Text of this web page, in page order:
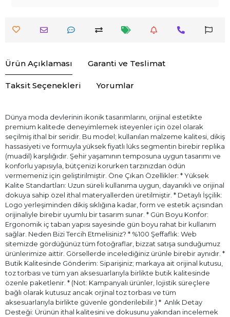
Ürün Açıklaması Garanti ve Teslimat
Taksit Seçenekleri Yorumlar
Dünya moda devlerinin ikonik tasarımlarını, orijinal estetikte
premium kalitede deneyimlemek isteyenler için özel olarak
seçilmiş ithal bir seridir. Bu model; kullanılan malzeme kalitesi, dikiş
hassasiyeti ve formuyla yüksek fiyatlı lüks segmentin birebir replika
(muadil) karşılığıdır. Şehir yaşamının temposuna uygun tasarımı ve
konforlu yapısıyla, bütçenizi korurken tarzınızdan ödün
vermemeniz için geliştirilmiştir. Öne Çıkan Özellikler: * Yüksek
Kalite Standartları: Uzun süreli kullanıma uygun, dayanıklı ve orijinal
dokuya sahip özel ithal materyallerden üretilmiştir. * Detaylı İşçilik:
Logo yerleşiminden dikiş sıklığına kadar, form ve estetik açısından
orijinaliyle birebir uyumlu bir tasarım sunar. * Gün Boyu Konfor:
Ergonomik iç taban yapısı sayesinde gün boyu rahat bir kullanım
sağlar. Neden Bizi Tercih Etmelisiniz? * %100 Şeffaflık: Web
sitemizde gördüğünüz tüm fotoğraflar, bizzat satışa sunduğumuz
ürünlerimize aittir. Görsellerde incelediğiniz ürünle birebir aynıdır. *
Butik Kalitesinde Gönderim: Siparişiniz; markaya ait orijinal kutusu,
toz torbası ve tüm yan aksesuarlarıyla birlikte butik kalitesinde
özenle paketlenir. * (Not: Kampanyalı ürünler, lojistik süreçlere
bağlı olarak kutusuz ancak orjinal toz torbası ve tüm
aksesuarlarıyla birlikte güvenle gönderilebilir.) * ⁠ Anlık Detay
Desteği: Ürünün ithal kalitesini ve dokusunu yakından incelemek